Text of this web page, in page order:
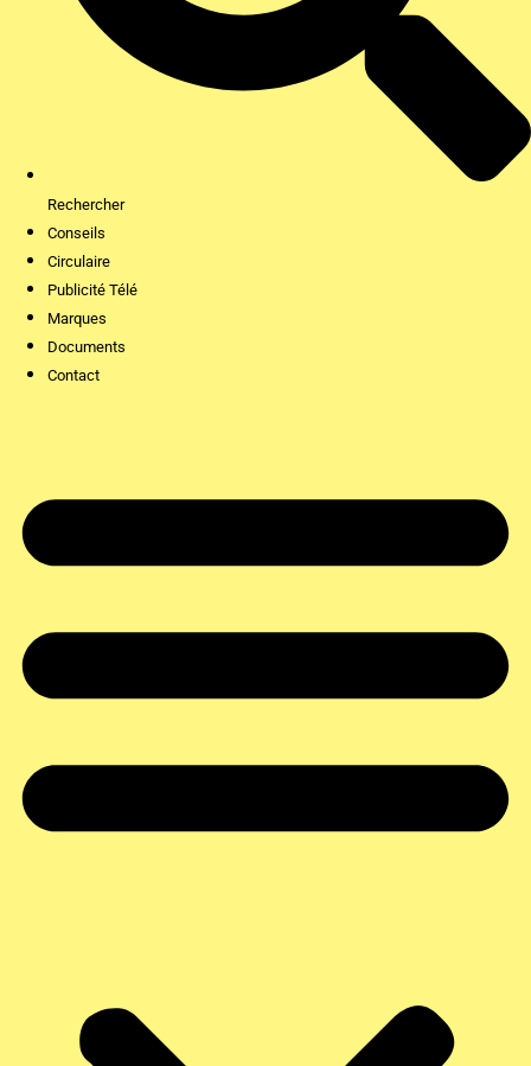
Rechercher
Conseils
Circulaire
Publicité Télé
Marques
Documents
Contact